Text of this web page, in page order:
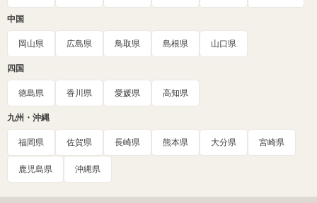
中国
岡山県 広島県 鳥取県 島根県 山口県
四国
徳島県 香川県 愛媛県 高知県
九州・沖縄
福岡県 佐賀県 長崎県 熊本県 大分県 宮崎県
鹿児島県 沖縄県